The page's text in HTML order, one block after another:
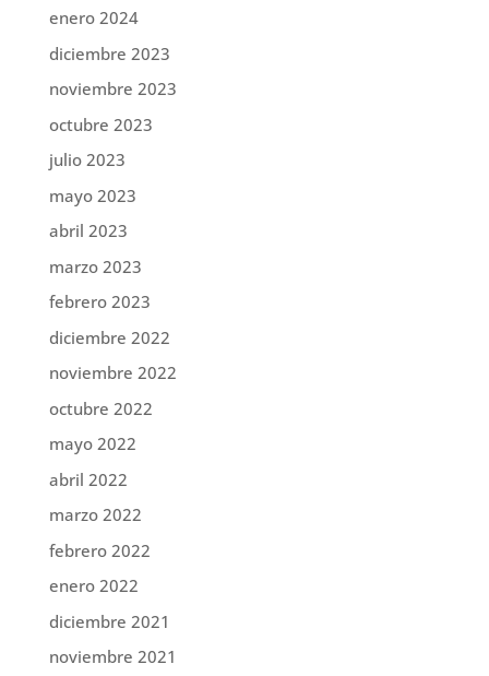
enero 2024
diciembre 2023
noviembre 2023
octubre 2023
julio 2023
mayo 2023
abril 2023
marzo 2023
febrero 2023
diciembre 2022
noviembre 2022
octubre 2022
mayo 2022
abril 2022
marzo 2022
febrero 2022
enero 2022
diciembre 2021
noviembre 2021